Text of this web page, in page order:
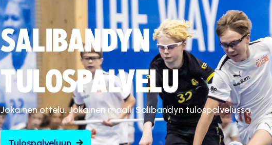
SALIBANDYN
TULOSPALVELU
Jokainen ottelu. Jokainen maali. Salibandyn tulospalvelussa.
Tulospalveluun